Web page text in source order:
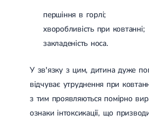
першіння в горлі;
хворобливість при ковтанні;
закладеність носа.
У зв'язку з цим, дитина дуже
відчуває утруднення при
з тим проявляються помірно
ознаки інтоксикації, що